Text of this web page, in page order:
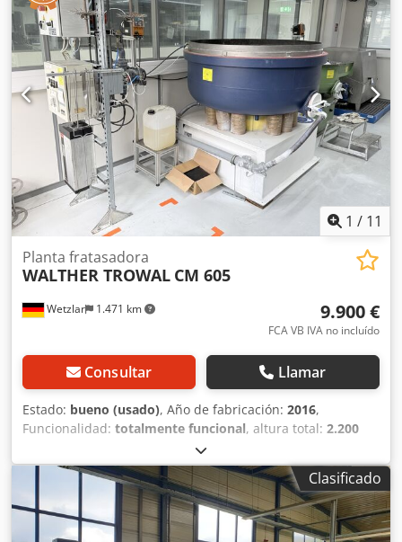
piezas: 250 mm Motor: 2 velocidades Velocidad de rotación
del motor: 1450 RPM 2 rangos de velocidad posibles: alta
velocidad + baja velocidad Tapa manual Panel eléctrico
independiente Equipado con 1 sistema de bomba
dosificadora de producto Voltaje: 380 V Dimensiones (largo
x ancho x alto): 1400 x 1000 x 1300 mm Peso: aprox. 600 kg
1 / 11
Wetzlar 1.471 km
Planta fratasadora
WALTHER TROWAL CM 605
9.900 €
FCA VB IVA no incluído
Consultar Llamar
Estado: bueno (usado), Año de fabricación: 2016,
Funcionalidad: totalmente funcional, altura total: 2.200
, longitud total:
total:2.000 mm, tensión de entrada:400 V, frecuencia de
50 Hz, corriente de entrada:9 A, modelo de
controlador:
121-01396 , WALTHER TROWAL CM 605:
Instalación para el tratamiento de superficies mediante
Clasificado